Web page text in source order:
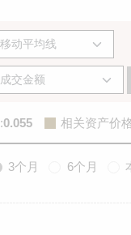
:0.055 相关资产价
3个月 6个月